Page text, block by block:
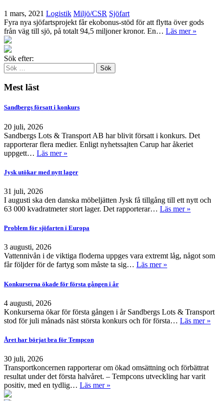
1 mars, 2021 Logistik Miljö/CSR Sjöfart
Fyra nya sjöfartsprojekt får ekobonus-stöd för att flytta över gods
från väg till sjö, på totalt 94,5 miljoner kronor. En… Läs mer »
Sök efter:
Mest läst
Sandbergs försatt i konkurs
20 juli, 2026
Sandbergs Lots & Transport AB har blivit försatt i konkurs. Det
rapporterar flera medier. Enligt nyhetssajten Carup har åkeriet
uppgett… Läs mer »
Jysk utökar med nytt lager
31 juli, 2026
I augusti ska den danska möbeljätten Jysk få tillgång till ett nytt och
63 000 kvadratmeter stort lager. Det rapporterar… Läs mer »
Problem för sjöfarten i Europa
3 augusti, 2026
Vattennivån i de viktiga floderna uppges vara extremt låg, något som
får följder för de fartyg som måste ta sig… Läs mer »
Konkurserna ökade för första gången i år
4 augusti, 2026
Konkurserna ökar för första gången i år Sandbergs Lots & Transport
stod för juli månads näst största konkurs och för första… Läs mer »
Året har börjat bra för Tempcon
30 juli, 2026
Transportkoncernen rapporterar om ökad omsättning och förbättrat
resultat under det första halvåret. – Tempcons utveckling har varit
positiv, med en tydlig… Läs mer »